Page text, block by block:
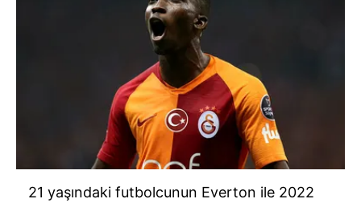
21 yaşındaki futbolcunun Everton ile 2022